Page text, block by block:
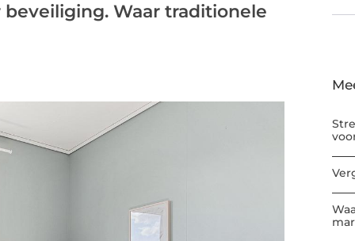
Waar traditionele